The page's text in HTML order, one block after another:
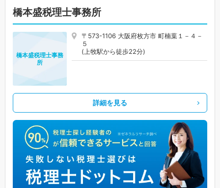
橋本盛税理士事務所
〒573-1106 大阪府枚方市 町楠葉１－４－
５
(上牧駅から徒歩22分)
橋本盛税理士事務
所
詳細を見る